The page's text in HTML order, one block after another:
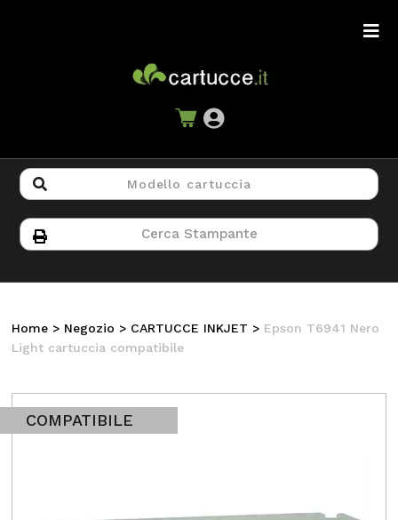
Home > Negozio > CARTUCCE INKJET > Epson T6941 Nero
Light cartuccia compatibile
COMPATIBILE